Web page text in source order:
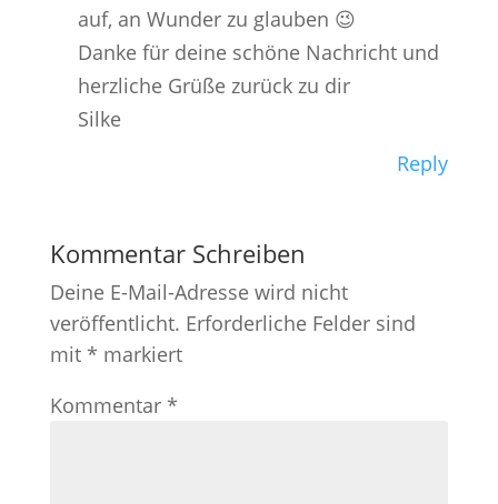
auf, an Wunder zu glauben 😉
Danke für deine schöne Nachricht und
herzliche Grüße zurück zu dir
Silke
Reply
Kommentar Schreiben
Deine E-Mail-Adresse wird nicht
veröffentlicht. Erforderliche Felder sind
mit * markiert
Kommentar *